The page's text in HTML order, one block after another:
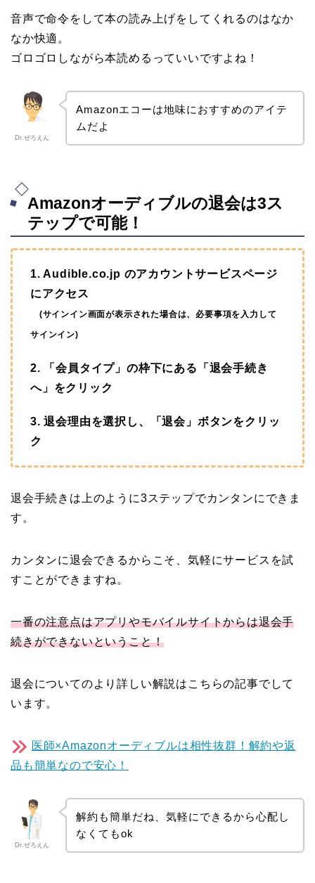
音声で命令をして本の読み上げをしてくれるのはなか
なか快適。
ゴロゴロしながら本読めるっていいですよね！
Dr.ぜろえん
Amazonエコーは地味におすすめのアイテ
ムだよ
Amazonオーディブルの退会は3ス
テップで可能！
1. Audible.co.jp のアカウントサービスページ
にアクセス
(サインイン画面が表示された場合は、必要事項を入力して
サインイン)
2. 「会員タイプ」の枠下にある「退会手続き
へ」をクリック
3. 退会理由を選択し、「退会」ボタンをクリッ
ク
退会手続きは上のように3ステップでカンタンにできま
す。
カンタンに退会できるからこそ、気軽にサービスを試
すことができますね。
一番の注意点はアプリやモバイルサイトからは退会手
続きができないということ！
退会についてのより詳しい解説はこちらの記事でして
います。
医師×Amazonオーディブルは相性抜群！解約や返
品も簡単なので安心！
Dr.ぜろえん
解約も簡単だね、気軽にできるから心配し
なくてもok